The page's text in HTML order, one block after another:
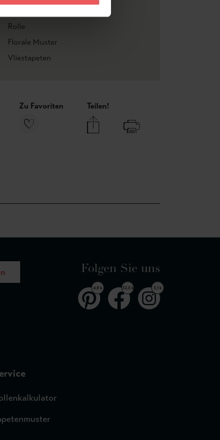
Rolle
Florale Muster
Vliestapeten
Zu Favoriten Teilen!
Folgen Sie uns
4,9 k 32,5 k 3,1 k